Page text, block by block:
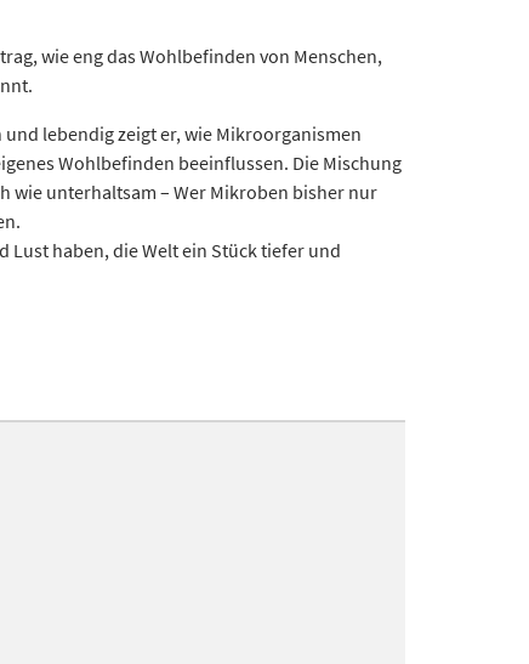
wie eng das Wohlbefinden von Menschen,
lebendig zeigt er, wie Mikroorganismen
Wohlbefinden beeinflussen. Die Mischung
wie unterhaltsam – Wer Mikroben bisher nur
Lust haben, die Welt ein Stück tiefer und